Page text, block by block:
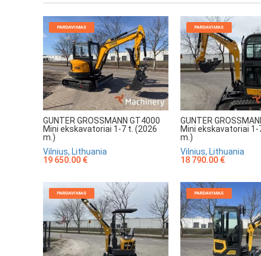
PARDAVIMAS
GUNTER GROSSMANN GT4000
Mini ekskavatoriai 1-7 t. (2026
m.)
Vilnius, Lithuania
19 650.00 €
PARDAVIMAS
GUNTER
Mini ekskavatoriai 1-
m.)
Vilnius, Lithuania
18 790.00 €
PARDAVIMAS PARDAVIMAS